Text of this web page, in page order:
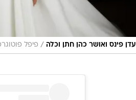
עדן פינס ואושר כהן חתן וכלה / פיפל